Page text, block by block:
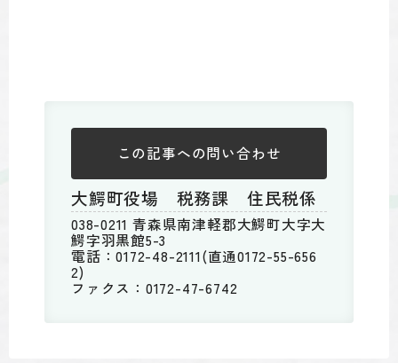
この記事への問い合わせ
大鰐町役場 税務課 住民税係
038-0211 青森県南津軽郡大鰐町大字大
鰐字羽黒館5-3
電話：0172-48-2111(直通0172-55-656
2)
ファクス：0172-47-6742